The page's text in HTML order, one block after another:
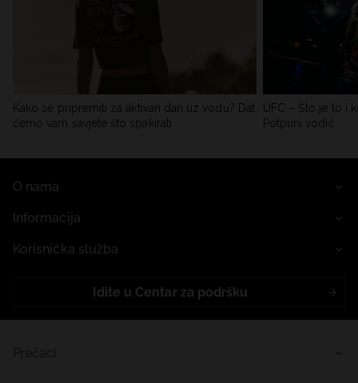
Kako se pripremiti za aktivan dan uz vodu? Dat
ćemo vam savjete što spakirati
UFC – Što je to i
Potpuni vodič
O nama
Informacija
Korisnička služba
Idite u Centar za podršku